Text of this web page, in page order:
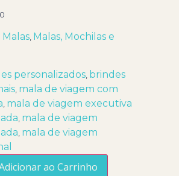
Malas Malas, Mochilas e
personalizados brindes
mala de viagem com
mala de viagem executiva
mala de viagem
mala de viagem
ao Carrinho